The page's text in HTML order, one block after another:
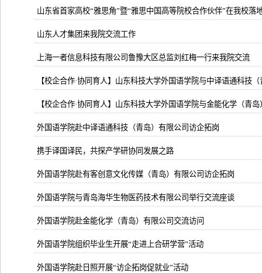
山东省首家高校“雅思角”暨“雅思中国高等院校合作伙伴”在我校落
山东人才集团来我院交流工作
上海一者信息科技有限公司鲁豫大区总监刘红梅一行来我院交流
【校企合作·协同育人】山东科技大学外国语学院与中译语通科技
【校企合作·协同育人】山东科技大学外国语学院与金能化学（青
外国语学院赴中译语通科技（青岛）有限公司访企拓岗
携手译国译民，共探产学研协同发展之路
外国语学院赴有客创意文化传媒（青岛）有限公司访企拓岗
外国语学院与青岛海华生物医药技术有限公司举行交流座谈
外国语学院赴金能化学（青岛）有限公司交流访问
外国语学院组织毕业生开展“走进上合研学营”活动
外国语学院赴日照开展“访企拓岗促就业”活动